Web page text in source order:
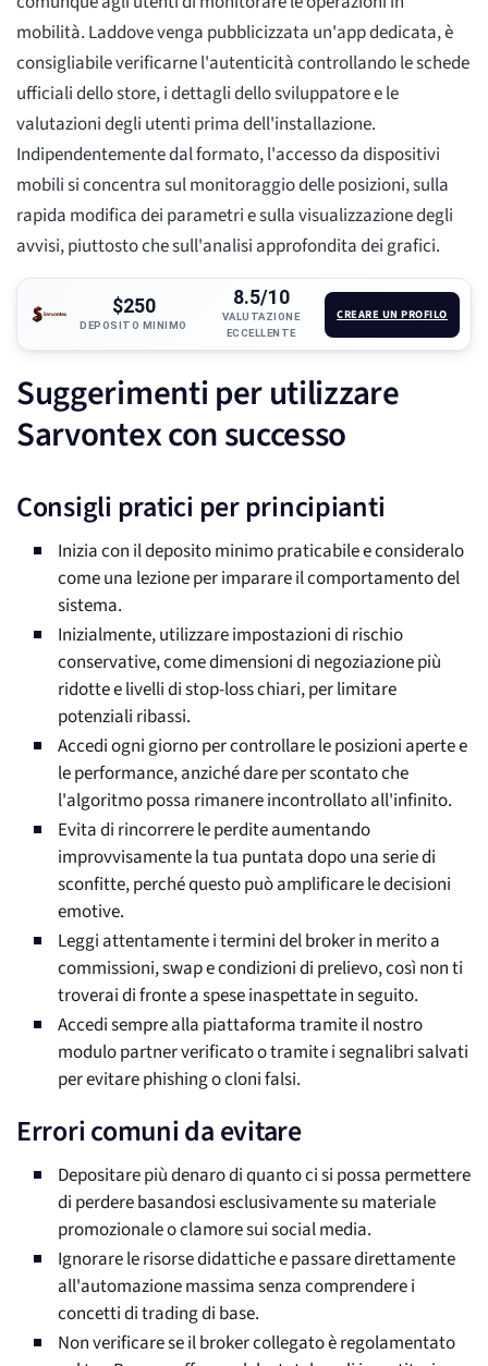
mobilità. Laddove venga pubblicizzata un'app dedicata, è
consigliabile verificarne l'autenticità controllando le schede
ufficiali dello store, i dettagli dello sviluppatore e le
valutazioni degli utenti prima dell'installazione.
Indipendentemente dal formato, l'accesso da dispositivi
mobili si concentra sul monitoraggio delle posizioni, sulla
rapida modifica dei parametri e sulla visualizzazione degli
avvisi, piuttosto che sull'analisi approfondita dei grafici.
$250
DEPOSITO MINIMO
8.5/10
VALUTAZIONE
ECCELLENTE
CREARE UN PROFILO
Suggerimenti per utilizzare
Sarvontex con successo
Consigli pratici per principianti
Inizia con il deposito minimo praticabile e consideralo
come una lezione per imparare il comportamento del
sistema.
Inizialmente, utilizzare impostazioni di rischio
conservative, come dimensioni di negoziazione più
ridotte e livelli di stop-loss chiari, per limitare
potenziali ribassi.
Accedi ogni giorno per controllare le posizioni aperte e
le performance, anziché dare per scontato che
l'algoritmo possa rimanere incontrollato all'infinito.
Evita di rincorrere le perdite aumentando
improvvisamente la tua puntata dopo una serie di
sconfitte, perché questo può amplificare le decisioni
emotive.
Leggi attentamente i termini del broker in merito a
commissioni, swap e condizioni di prelievo, così non ti
troverai di fronte a spese inaspettate in seguito.
Accedi sempre alla piattaforma tramite il nostro
modulo partner verificato o tramite i segnalibri salvati
per evitare phishing o cloni falsi.
Errori comuni da evitare
Depositare più denaro di quanto ci si possa permettere
di perdere basandosi esclusivamente su materiale
promozionale o clamore sui social media.
Ignorare le risorse didattiche e passare direttamente
all'automazione massima senza comprendere i
concetti di trading di base.
Non verificare se il broker collegato è regolamentato